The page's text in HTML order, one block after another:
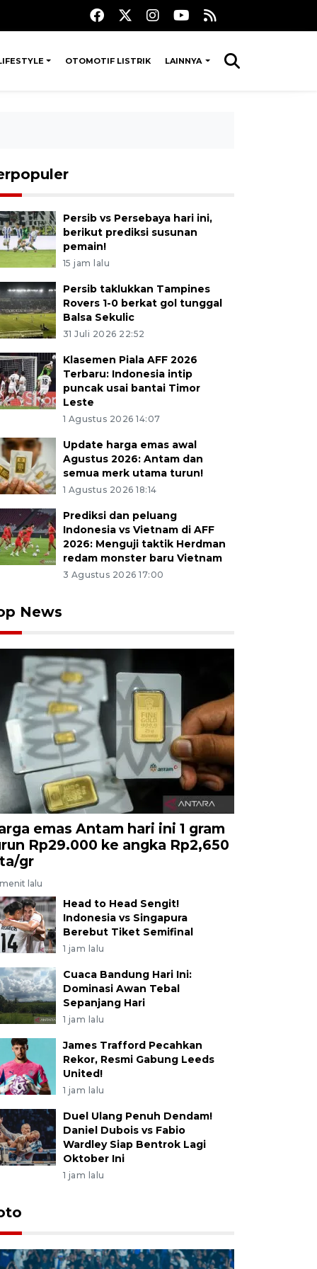
OTOMOTIF LISTRIK LAINNYA
Persib vs Persebaya hari ini,
berikut prediksi susunan
pemain!
15 jam lalu
Persib taklukkan Tampines
Rovers 1-0 berkat gol tunggal
Balsa Sekulic
31 Juli 2026 22:52
Klasemen Piala AFF 2026
Terbaru: Indonesia intip
puncak usai bantai Timor
Leste
1 Agustus 2026 14:07
Update harga emas awal
Agustus 2026: Antam dan
semua merk utama turun!
1 Agustus 2026 18:14
Prediksi dan peluang
Indonesia vs Vietnam di AFF
2026: Menguji taktik Herdman
redam monster baru Vietnam
3 Agustus 2026 17:00
News
emas Antam hari ini 1 gram
Rp29.000 ke angka Rp2,650
gr
lalu
Head to Head Sengit!
Indonesia vs Singapura
Berebut Tiket Semifinal
1 jam lalu
Cuaca Bandung Hari Ini:
Dominasi Awan Tebal
Sepanjang Hari
1 jam lalu
James Trafford Pecahkan
Rekor, Resmi Gabung Leeds
United!
1 jam lalu
Duel Ulang Penuh Dendam!
Daniel Dubois vs Fabio
Wardley Siap Bentrok Lagi
Oktober Ini
1 jam lalu